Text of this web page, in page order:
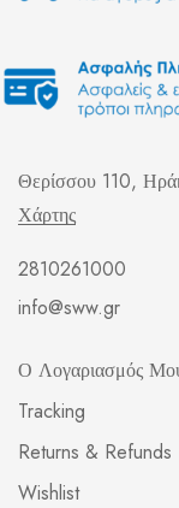
Θερίσσου 110,
Χάρτης
2810261000
info@sww.gr
Ο Λογαριασμός
Tracking
Returns & Refunds
Wishlist